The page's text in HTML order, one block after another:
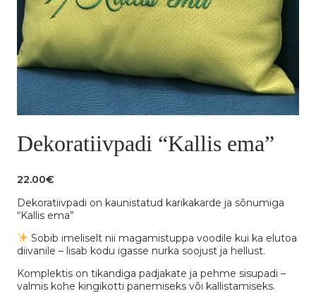
Dekoratiivpadi “Kallis ema”
22.00€
Dekoratiivpadi on kaunistatud karikakarde ja sõnumiga
“Kallis ema”
Sobib imeliselt nii magamistuppa voodile kui ka elutoa
diivanile – lisab kodu igasse nurka soojust ja hellust.
Komplektis on tikandiga padjakate ja pehme sisupadi –
valmis kohe kingikotti panemiseks või kallistamiseks.